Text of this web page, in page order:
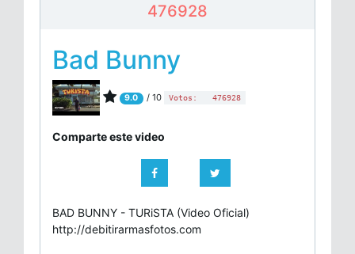
476928
Bad Bunny
9.0 / 10 Votos: 476928
Comparte este video
BAD BUNNY - TURiSTA (Video Oficial)
http://debitirarmasfotos.com